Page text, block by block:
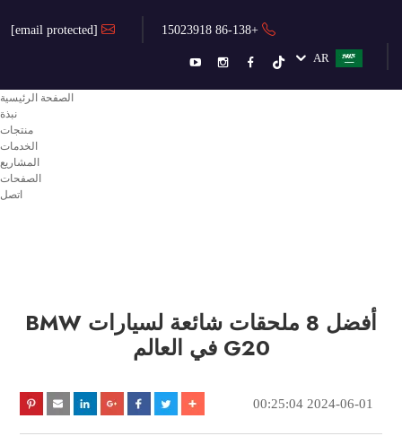
+86-138 15023918
[email protected]
AR
الصفحة الرئيسية
نبذة
منتجات
الخدمات
المشاريع
الصفحات
اتصل
أفضل 8 ملحقات شائعة لسيارات BMW
G20 في العالم
2024-06-01 00:25:04